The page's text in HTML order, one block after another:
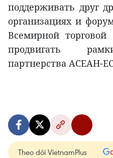
поддерживать друг
организациях и
Всемирной
продвигать
партнерства АСЕАН-
Theo dõi VietnamPlus